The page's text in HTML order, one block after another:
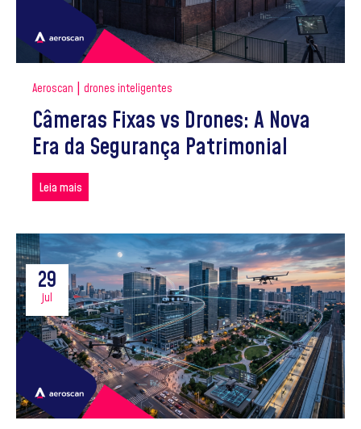
Aeroscan | drones inteligentes
Câmeras Fixas vs Drones: A Nova
Era da Segurança Patrimonial
Leia mais
29
jul